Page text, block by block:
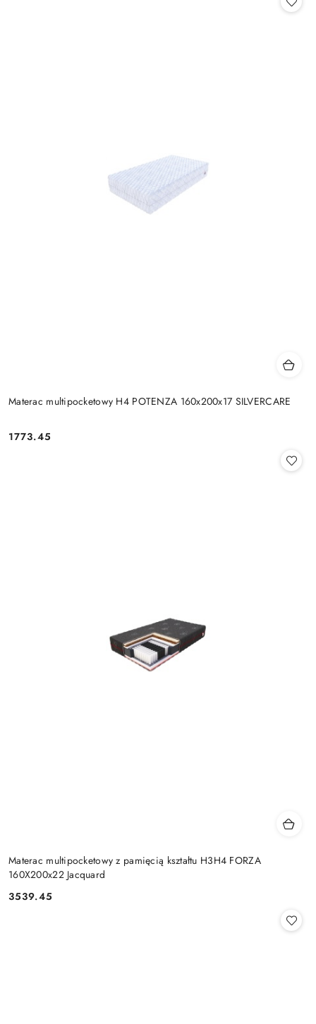
Materac multipocketowy H4 POTENZA 160x200x17 SILVERCARE
Cena:
1773.45
Materac multipocketowy z pamięcią kształtu H3H4 FORZA
160X200x22 Jacquard
Cena:
3539.45